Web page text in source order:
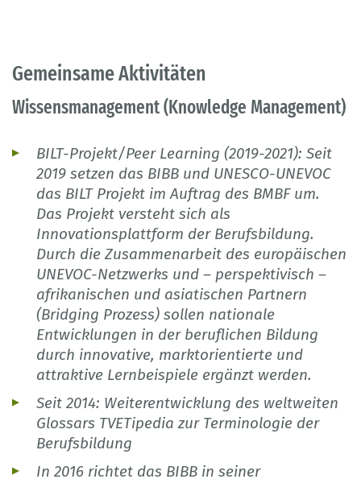
Gemeinsame Aktivitäten
Wissensmanagement (Knowledge Management)
BILT-Projekt/Peer Learning (2019-2021): Seit
2019 setzen das BIBB und UNESCO-UNEVOC
das BILT Projekt im Auftrag des BMBF um.
Das Projekt versteht sich als
Innovationsplattform der Berufsbildung.
Durch die Zusammenarbeit des europäischen
UNEVOC-Netzwerks und – perspektivisch –
afrikanischen und asiatischen Partnern
(Bridging Prozess) sollen nationale
Entwicklungen in der beruflichen Bildung
durch innovative, marktorientierte und
attraktive Lernbeispiele ergänzt werden.
Seit 2014: Weiterentwicklung des weltweiten
Glossars TVETipedia zur Terminologie der
Berufsbildung
In 2016 richtet das BIBB in seiner